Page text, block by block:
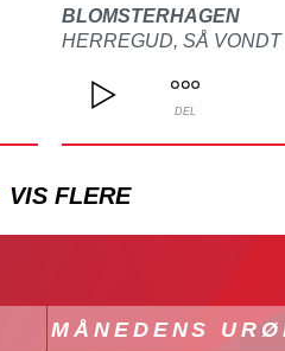
BLOMSTERHAGEN
DEL
VIS FLERE
MÅNEDENS